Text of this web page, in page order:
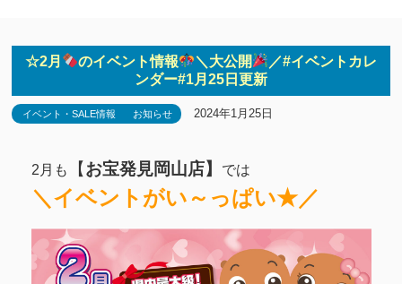
☆2月 のイベント情報 ＼大公開
／#イベントカレ
ンダー#1月25日更新
イベント・SALE情報 お知らせ 2024年1月25日
2月も 【お宝発見岡山店】 では
＼イベントがい～っぱい★／